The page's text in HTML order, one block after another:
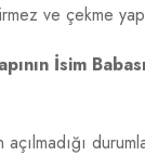
ve çekme
İsim
açılmadığı